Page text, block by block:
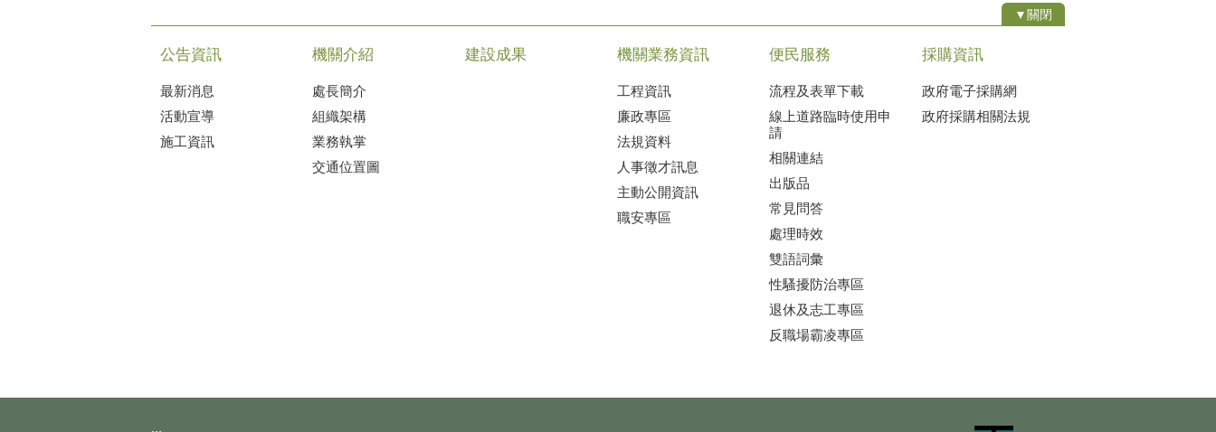
▼關閉
公告資訊
最新消息
活動宣導
施工資訊
機關介紹
處長簡介
組織架構
業務執掌
交通位置圖
建設成果 機關業務資訊
工程資訊
廉政專區
法規資料
人事徵才訊息
主動公開資訊
職安專區
便民服務
流程及表單下載
線上道路臨時使用申
請
相關連結
出版品
常見問答
處理時效
雙語詞彙
性騷擾防治專區
退休及志工專區
反職場霸凌專區
採購資訊
政府電子採購網
政府採購相關法規